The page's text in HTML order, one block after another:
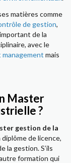
matières comme
de gestion,
de la
avec le
mais
Master
?
gestion de la
de licence,
la gestion. S’ils
formation qui